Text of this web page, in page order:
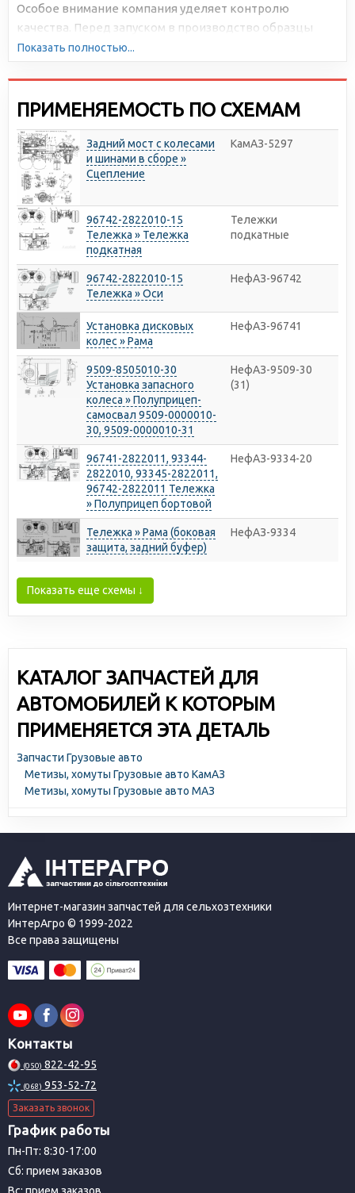
Особое внимание компания уделяет контролю
качества. Перед запуском в производство образцы
подвергаются многократному и всестороннему
Показать полностью...
ПРИМЕНЯЕМОСТЬ ПО СХЕМАМ
Задний мост с колесами
и шинами в сборе »
Сцепление
КамАЗ-5297
96742-2822010-15
Тележка » Тележка
подкатная
Тележки
подкатные
96742-2822010-15
Тележка » Оси
НефАЗ-96742
Установка дисковых
колес » Рама
НефАЗ-96741
9509-8505010-30
Установка запасного
колеса » Полуприцеп-
самосвал 9509-0000010-
30, 9509-0000010-31
НефАЗ-9509-30
(31)
96741-2822011, 93344-
2822010, 93345-2822011,
96742-2822011 Тележка
» Полуприцеп бортовой
НефАЗ-9334-20
Тележка » Рама (боковая
защита, задний буфер)
НефАЗ-9334
Показать еще схемы ↓
КАТАЛОГ ЗАПЧАСТЕЙ ДЛЯ
АВТОМОБИЛЕЙ К КОТОРЫМ
ПРИМЕНЯЕТСЯ ЭТА ДЕТАЛЬ
Запчасти Грузовые авто
Метизы, хомуты Грузовые авто КамАЗ
Метизы, хомуты Грузовые авто МАЗ
Интернет-магазин запчастей для сельхозтехники
ИнтерАгро © 1999-2022
Все права защищены
Контакты
(050) 822-42-95
(068) 953-52-72
Заказать звонок
График работы
Пн-Пт: 8:30-17:00
Сб: прием заказов